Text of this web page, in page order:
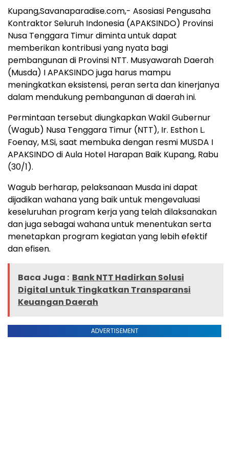
Kupang,Savanaparadise.com,- Asosiasi Pengusaha
Kontraktor Seluruh Indonesia (APAKSINDO) Provinsi
Nusa Tenggara Timur diminta untuk dapat
memberikan kontribusi yang nyata bagi
pembangunan di Provinsi NTT. Musyawarah Daerah
(Musda) I APAKSINDO juga harus mampu
meningkatkan eksistensi, peran serta dan kinerjanya
dalam mendukung pembangunan di daerah ini.
Permintaan tersebut diungkapkan Wakil Gubernur
(Wagub) Nusa Tenggara Timur (NTT), Ir. Esthon L.
Foenay, M.Si, saat membuka dengan resmi MUSDA I
APAKSINDO di Aula Hotel Harapan Baik Kupang, Rabu
(30/1).
Wagub berharap, pelaksanaan Musda ini dapat
dijadikan wahana yang baik untuk mengevaluasi
keseluruhan program kerja yang telah dilaksanakan
dan juga sebagai wahana untuk menentukan serta
menetapkan program kegiatan yang lebih efektif
dan efisen.
Baca Juga : Bank NTT Hadirkan Solusi
Digital untuk Tingkatkan Transparansi
Keuangan Daerah
ADVERTISEMENT